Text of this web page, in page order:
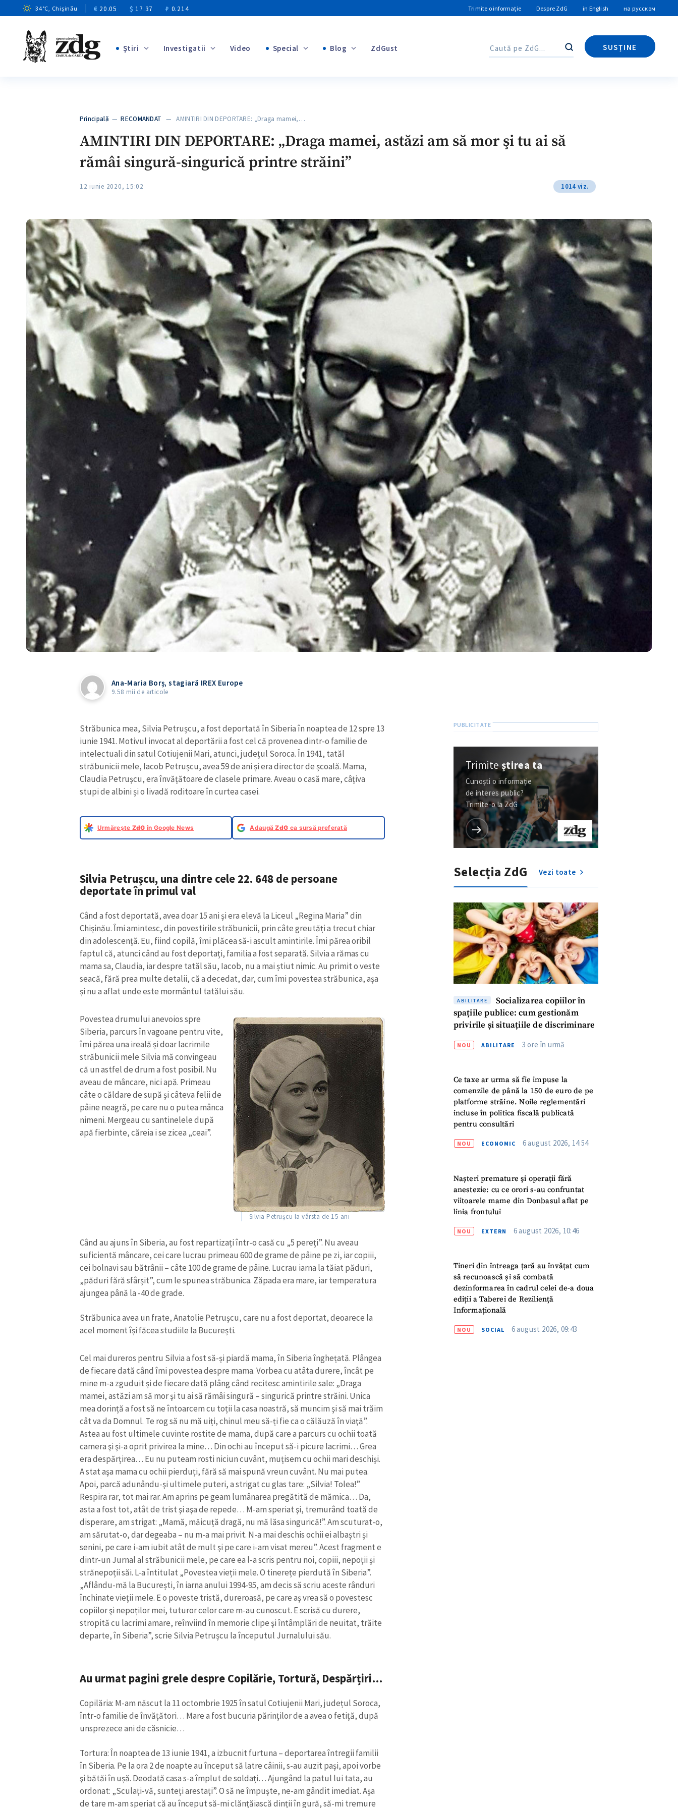
34°C, Chișinău € 20.05 $ 17.37 ₽ 0.214 Trimite o informație Despre ZdG in English на русском
Ştiri Investigatii Video Special Blog ZdGust Caută
SUSȚINE
Caută
Principală —RECOMANDAT — AMINTIRI DIN DEPORTARE: „Draga mamei,…
AMINTIRI DIN DEPORTARE: „Draga mamei, astăzi am să mor şi tu ai să
rămâi singură-singurică printre străini”
12 iunie 2020, 15:02 1014 viz.
Ana-Maria Borș, stagiară IREX Europe
9.58 mii de articole
Străbunica mea, Silvia Petrușcu, a fost deportată în Siberia în noaptea de 12 spre 13
iunie 1941. Motivul invocat al deportării a fost cel că provenea dintr-o familie de
intelectuali din satul Cotiujenii Mari, atunci, județul Soroca. În 1941, tatăl
străbunicii mele, Iacob Petrușcu, avea 59 de ani și era director de școală. Mama,
Claudia Petrușcu, era învățătoare de clasele primare. Aveau o casă mare, câțiva
stupi de albini și o livadă roditoare în curtea casei.
Urmărește ZdG în Google News AdaugăZdG ca sursă preferată
Silvia Petrușcu, una dintre cele 22. 648 de persoane
deportate în primul val
Când a fost deportată, avea doar 15 ani și era elevă la Liceul „Regina Maria” din
Chișinău. Îmi amintesc, din povestirile străbunicii, prin câte greutăți a trecut chiar
din adolescență. Eu, fiind copilă, îmi plăcea să-i ascult amintirile. Îmi părea oribil
faptul că, atunci când au fost deportați, familia a fost separată. Silvia a rămas cu
mama sa, Claudia, iar despre tatăl său, Iacob, nu a mai știut nimic. Au primit o veste
seacă, fără prea multe detalii, că a decedat, dar, cum îmi povestea străbunica, așa
și nu a aflat unde este mormântul tatălui său.
Silvia Petrușcu la vârsta de 15 ani
Povestea drumului anevoios spre
Siberia, parcurs în vagoane pentru vite,
îmi părea una ireală și doar lacrimile
străbunicii mele Silvia mă convingeau
că un astfel de drum a fost posibil. Nu
aveau de mâncare, nici apă. Primeau
câte o căldare de supă și câteva felii de
pâine neagră, pe care nu o putea mânca
nimeni. Mergeau cu santinelele după
apă fierbinte, căreia i se zicea „ceai”.
Când au ajuns în Siberia, au fost repartizați într-o casă cu „5 pereți”. Nu aveau
suficientă mâncare, cei care lucrau primeau 600 de grame de pâine pe zi, iar copiii,
cei bolnavi sau bătrânii – câte 100 de grame de pâine. Lucrau iarna la tăiat păduri,
„păduri fără sfârșit”, cum le spunea străbunica. Zăpada era mare, iar temperatura
ajungea până la -40 de grade.
Străbunica avea un frate, Anatolie Petrușcu, care nu a fost deportat, deoarece la
acel moment își făcea studiile la București.
Cel mai dureros pentru Silvia a fost să-și piardă mama, în Siberia înghețată. Plângea
de fiecare dată când îmi povestea despre mama. Vorbea cu atâta durere, încât pe
mine m-a zguduit și de fiecare dată plâng când recitesc amintirile sale: „Draga
mamei, astăzi am să mor şi tu ai să rămâi singură – singurică printre străini. Unica
mea dorință a fost să ne întoarcem cu toții la casa noastră, să muncim şi să mai trăim
cât va da Domnul. Te rog să nu mă uiți, chinul meu să-ți fie ca o călăuză în viaţă”.
Astea au fost ultimele cuvinte rostite de mama, după care a parcurs cu ochii toată
camera şi şi-a oprit privirea la mine… Din ochi au început să-i picure lacrimi… Grea
era despărțirea… Eu nu puteam rosti niciun cuvânt, muțisem cu ochii mari deschiși.
A stat aşa mama cu ochii pierduți, fără să mai spună vreun cuvânt. Nu mai putea.
Apoi, parcă adunându-şi ultimele puteri, a strigat cu glas tare: „Silvia! Tolea!”
Respira rar, tot mai rar. Am aprins pe geam lumânarea pregătită de mămica… Da,
asta a fost tot, atât de trist şi aşa de repede… M-am speriat şi, tremurând toată de
disperare, am strigat: „Mamă, măicuță dragă, nu mă lăsa singurică!”. Am scuturat-o,
am sărutat-o, dar degeaba – nu m-a mai privit. N-a mai deschis ochii ei albaștri şi
senini, pe care i-am iubit atât de mult şi pe care i-am visat mereu”. Acest fragment e
dintr-un Jurnal al străbunicii mele, pe care ea l-a scris pentru noi, copiii, nepoții și
strănepoții săi. L-a întitulat „Povestea vieții mele. O tinerețe pierdută în Siberia”.
„Aflându-mă la București, în iarna anului 1994-95, am decis să scriu aceste rânduri
închinate vieţii mele. E o poveste tristă, dureroasă, pe care aş vrea să o povestesc
copiilor şi nepoților mei, tuturor celor care m-au cunoscut. E scrisă cu durere,
stropită cu lacrimi amare, reînviind în memorie clipe şi întâmplări de neuitat, trăite
departe, în Siberia”, scrie Silvia Petrușcu la începutul Jurnalului său.
Au urmat pagini grele despre Copilărie, Tortură, Despărțiri…
Copilăria: M-am născut la 11 octombrie 1925 în satul Cotiujenii Mari, județul Soroca,
într-o familie de învățători… Mare a fost bucuria părinților de a avea o fetiță, după
unsprezece ani de căsnicie…
Tortura: În noaptea de 13 iunie 1941, a izbucnit furtuna – deportarea întregii familii
în Siberia. Pe la ora 2 de noapte au început să latre câinii, s-au auzit pași, apoi vorbe
şi bătăi în ușă. Deodată casa s-a împlut de soldați… Ajungând la patul lui tata, au
ordonat: „Sculați-vă, sunteți arestați”. O să ne împuște, ne-am gândit imediat. Aşa
de tare m-am speriat că au început să-mi clănțăiască dinții în gură, să-mi tremure
Trimiteștirea ta
Cunoști o informație
de interes public?
Trimite-o la ZdG
Selecția ZdG Vezi toate
ABILITARE
Socializarea copiilor în
spațiile publice: cum gestionăm
privirile și situațiile de discriminare
NOU ABILITARE 3 ore în urmă
Ce taxe ar urma să fie impuse la
comenzile de până la 150 de euro de pe
platforme străine. Noile reglementări
incluse în politica fiscală publicată
pentru consultări
NOU ECONOMIC 6 august 2026, 14:54
Nașteri premature și operații fără
anestezie: cu ce orori s-au confruntat
viitoarele mame din Donbasul aflat pe
linia frontului
NOU EXTERN 6 august 2026, 10:46
Tineri din întreaga țară au învățat cum
să recunoască și să combată
dezinformarea în cadrul celei de-a doua
ediții a Taberei de Reziliență
Informațională
NOU SOCIAL 6 august 2026, 09:43
ȘTIREA MEA
Titlu știre + Adaugă titlu
Fotografie + Încarcă imagine
+ Link media
+ Mesajul știrei
CONTACT SURSĂ
+ Numele meu
Am citit și sunt de acord cu politica de
TRIMITE ȘTIREA